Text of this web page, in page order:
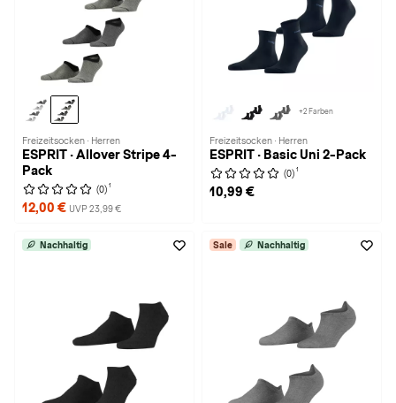
Freizeitsocken · Herren
ESPRIT · Allover Stripe 4-
Pack
(0) 1
12,00 € UVP 23,99 €
+2 Farben
Freizeitsocken · Herren
ESPRIT · Basic Uni 2-Pack
(0) 1
10,99 €
Nachhaltig Sale Nachhaltig